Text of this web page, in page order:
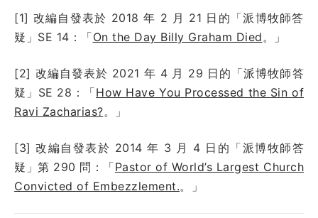
[1] 改編自發表於 2018 年 2 月 21 日的「派博牧師答
疑」SE 14：「On the Day Billy Graham Died 。」
[2] 改編自發表於 2021 年 4 月 29 日的「派博牧師答
疑」SE 28：「How Have You Processed the Sin of
Ravi Zacharias?。」
[3] 改編自發表於 2014 年 3 月 4 日的「派博牧師答
疑」第 290 問：「Pastor of World’s Largest Church
Convicted of Embezzlement.。」